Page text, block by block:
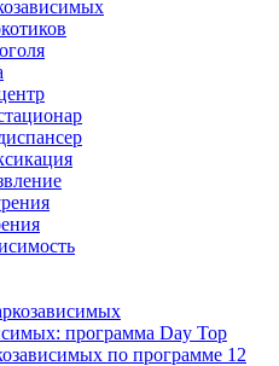
программа Day Top
по программе 12